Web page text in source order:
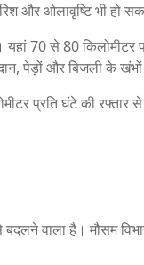
और ओलावृष्टि भी हो
यहां 70 से 80
पेड़ों और बिजली के
प्रति घंटे की रफ्तार
वाला है। मौसम